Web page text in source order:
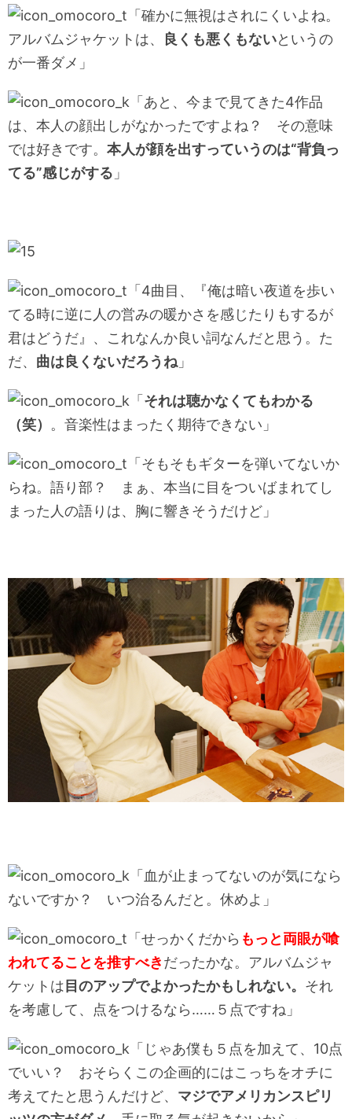
「確かに無視はされにくいよね。
アルバムジャケットは、
良くも悪くもないというの
が一番ダメ」
「あと、今まで見てきた4作品
は、本人の顔出しがなかったですよね？ その意味
では好きです。 本人が顔を出すっていうのは“背負っ
てる”感じがする 」
「4曲目、『俺は暗い夜道を歩い
てる時に逆に人の営みの暖かさを感じたりもするが
君はどうだ』、これなんか良い詞なんだと思う。た
だ、 曲は良くないだろうね 」
「 それは聴かなくてもわかる
（笑） 。音楽性はまったく期待できない」
「そもそもギターを弾いてないか
らね。語り部？ まぁ、本当に目をついばまれてし
まった人の語りは、胸に響きそうだけど」
「血が止まってないのが気になら
ないですか？ いつ治るんだと。休めよ」
「せっかくだから もっと両眼が喰
われてることを推すべきだったかな。アルバムジャ
ケットは 目のアップでよかったかもしれない。 それ
を考慮して、点をつけるなら……５点ですね」
「じゃあ僕も５点を加えて、10点
でいい？ おそらくこの企画的にはこっちをオチに
考えてたと思うんだけど、 マジでアメリカンスピリ